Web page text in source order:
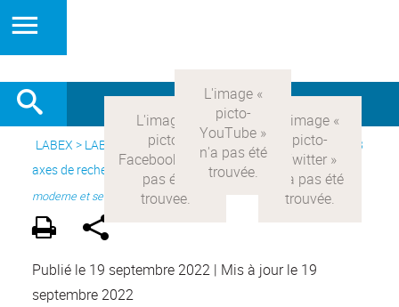
LABEX > LABEX COMOD> Version française > Recherche >
3
axes de recherche> Axe 1 : la constitution réelle de la rationalité
moderne et ses
Publié le 19 septembre 2022 | Mis à jour le 19
septembre 2022